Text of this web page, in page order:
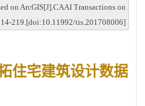
on ArcGIS[J].CAAI Transactions on
219.[doi:10.11992/tis.201708006]
住宅建筑设计数据